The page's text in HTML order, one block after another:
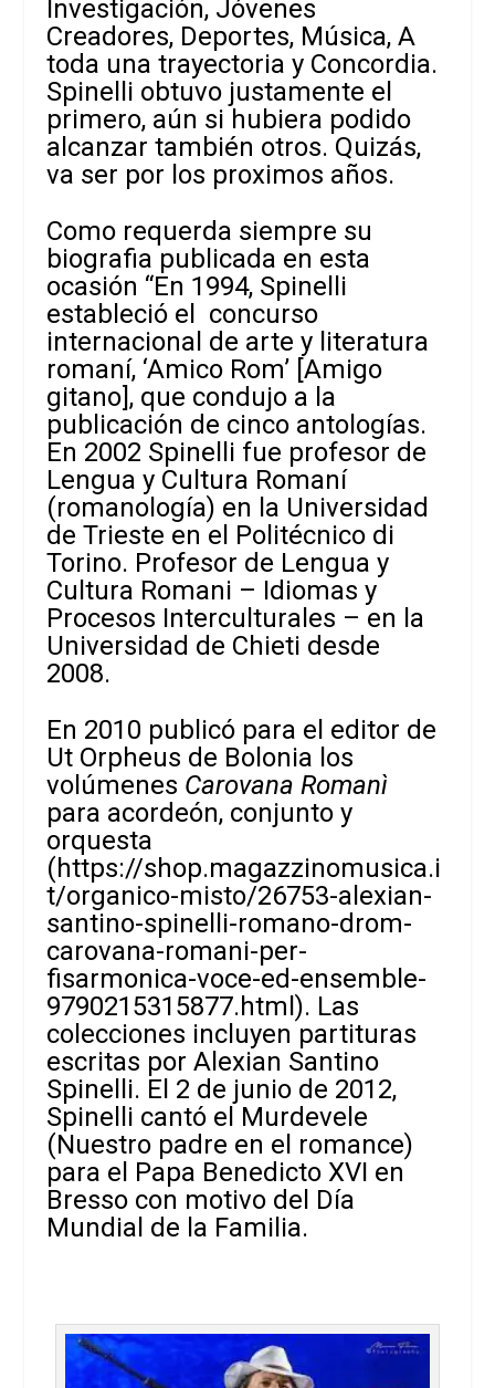
Investigación, Jóvenes
Creadores, Deportes, Música, A
toda una trayectoria y Concordia.
Spinelli obtuvo justamente el
primero, aún si hubiera podido
alcanzar también otros. Quizás,
va ser por los proximos años.
Como requerda siempre su
biografia publicada en esta
ocasión “En 1994, Spinelli
estableció el concurso
internacional de arte y literatura
romaní, ‘Amico Rom’ [Amigo
gitano], que condujo a la
publicación de cinco antologías.
En 2002 Spinelli fue profesor de
Lengua y Cultura Romaní
(romanología) en la Universidad
de Trieste en el Politécnico di
Torino. Profesor de Lengua y
Cultura Romani – Idiomas y
Procesos Interculturales – en la
Universidad de Chieti desde
2008.
En 2010 publicó para el editor de
Ut Orpheus de Bolonia los
volúmenes Carovana Romanì
para acordeón, conjunto y
orquesta
(https://shop.magazzinomusica.i
t/organico-misto/26753-alexian-
santino-spinelli-romano-drom-
carovana-romani-per-
fisarmonica-voce-ed-ensemble-
9790215315877.html). Las
colecciones incluyen partituras
escritas por Alexian Santino
Spinelli. El 2 de junio de 2012,
Spinelli cantó el Murdevele
(Nuestro padre en el romance)
para el Papa Benedicto XVI en
Bresso con motivo del Día
Mundial de la Familia.